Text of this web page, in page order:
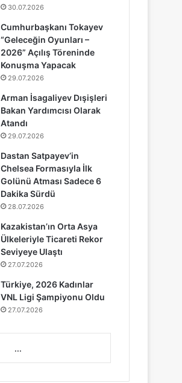
30.07.2026
Cumhurbaşkanı Tokayev
“Geleceğin Oyunları –
2026” Açılış Töreninde
Konuşma Yapacak
29.07.2026
Arman İsagaliyev Dışişleri
Bakan Yardımcısı Olarak
Atandı
29.07.2026
Dastan Satpayev’in
Chelsea Formasıyla İlk
Golünü Atması Sadece 6
Dakika Sürdü
28.07.2026
Kazakistan’ın Orta Asya
Ülkeleriyle Ticareti Rekor
Seviyeye Ulaştı
27.07.2026
Türkiye, 2026 Kadınlar
VNL Ligi Şampiyonu Oldu
27.07.2026
...